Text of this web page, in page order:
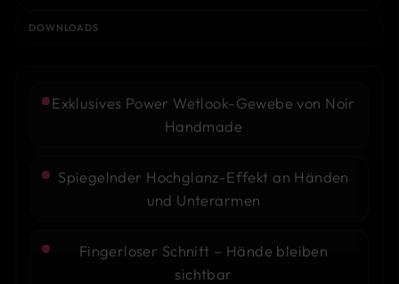
DOWNLOADS
Exklusives Power Wetlook-Gewebe von Noir
Handmade
Spiegelnder Hochglanz-Effekt an Händen
und Unterarmen
Fingerloser Schnitt – Hände bleiben
sichtbar